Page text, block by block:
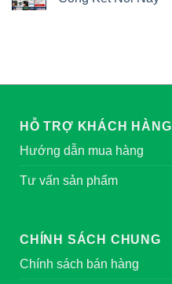
HỖ TRỢ KHÁCH HÀNG
Hướng dẫn mua hàng
Tư vấn sản phẩm
CHÍNH SÁCH CHUNG
Chính sách bán hàng